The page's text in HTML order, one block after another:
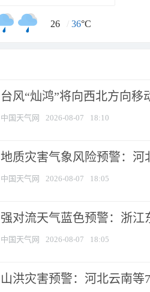
26 / 36°C
台风“灿鸿”将向西北方向移
中国天气网 2026-08-07 18:10
地质灾害气象风险预警：河
中国天气网 2026-08-07 18:05
强对流天气蓝色预警：浙江
中国天气网 2026-08-07 18:05
山洪灾害预警：河北云南